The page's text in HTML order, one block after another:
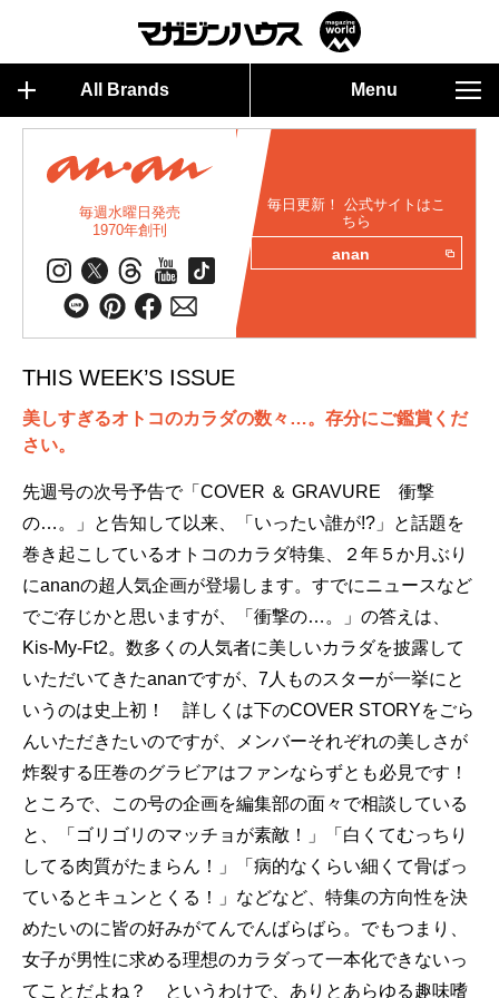
All Brands Menu
毎週水曜日発売
1970年創刊
毎日更新！ 公式サイトはこ
ちら
anan
THIS WEEK’S ISSUE
美しすぎるオトコのカラダの数々…。存分にご鑑賞くだ
さい。
先週号の次号予告で「COVER ＆ GRAVURE 衝撃
の…。」と告知して以来、「いったい誰が!?」と話題を
巻き起こしているオトコのカラダ特集、２年５か月ぶり
にananの超人気企画が登場します。すでにニュースなど
でご存じかと思いますが、「衝撃の…。」の答えは、
Kis-My-Ft2。数多くの人気者に美しいカラダを披露して
いただいてきたananですが、7人ものスターが一挙にと
いうのは史上初！ 詳しくは下のCOVER STORYをごら
んいただきたいのですが、メンバーそれぞれの美しさが
炸裂する圧巻のグラビアはファンならずとも必見です！
ところで、この号の企画を編集部の面々で相談している
と、「ゴリゴリのマッチョが素敵！」「白くてむっちり
してる肉質がたまらん！」「病的なくらい細くて骨ばっ
ているとキュンとくる！」などなど、特集の方向性を決
めたいのに皆の好みがてんでんばらばら。でもつまり、
女子が男性に求める理想のカラダって一本化できないっ
てことだよね？ というわけで、ありとあらゆる趣味嗜